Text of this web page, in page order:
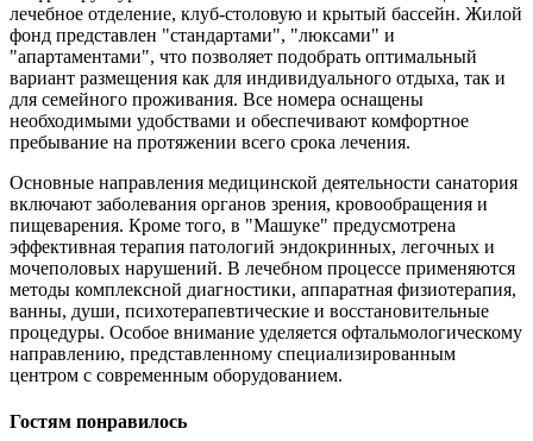
лечебное отделение, клуб-столовую и крытый бассейн. Жилой
фонд представлен "стандартами", "люксами" и
"апартаментами", что позволяет подобрать оптимальный
вариант размещения как для индивидуального отдыха, так и
для семейного проживания. Все номера оснащены
необходимыми удобствами и обеспечивают комфортное
пребывание на протяжении всего срока лечения.
Основные направления медицинской деятельности санатория
включают заболевания органов зрения, кровообращения и
пищеварения. Кроме того, в "Машуке" предусмотрена
эффективная терапия патологий эндокринных, легочных и
мочеполовых нарушений. В лечебном процессе применяются
методы комплексной диагностики, аппаратная физиотерапия,
ванны, души, психотерапевтические и восстановительные
процедуры. Особое внимание уделяется офтальмологическому
направлению, представленному специализированным
центром с современным оборудованием.
Гостям понравилось